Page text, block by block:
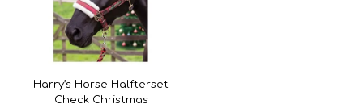
Harry’s Horse Halfterset
Check Christmas